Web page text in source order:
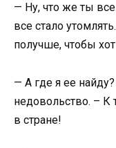
— Ну, что же ты
все стало
получше, чтобы
— А где я ее
недовольство. – К
в стране!